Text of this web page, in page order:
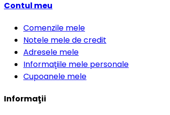
Contul meu
Comenzile mele
Notele mele de credit
Adresele mele
Informaţiile mele personale
Cupoanele mele
Informaţii